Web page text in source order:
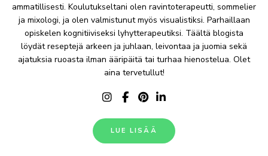
ammatillisesti. Koulutukseltani olen ravintoterapeutti, sommelier
ja mixologi, ja olen valmistunut myös visualistiksi. Parhaillaan
opiskelen kognitiiviseksi lyhytterapeutiksi. Täältä blogista
löydät reseptejä arkeen ja juhlaan, leivontaa ja juomia sekä
ajatuksia ruoasta ilman ääripäitä tai turhaa hienostelua. Olet
aina tervetullut!
LUE LISÄÄ